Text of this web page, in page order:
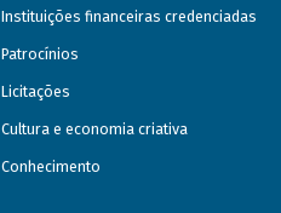
Instituições financeiras credenciadas
Patrocínios
Licitações
Cultura e economia criativa
Conhecimento